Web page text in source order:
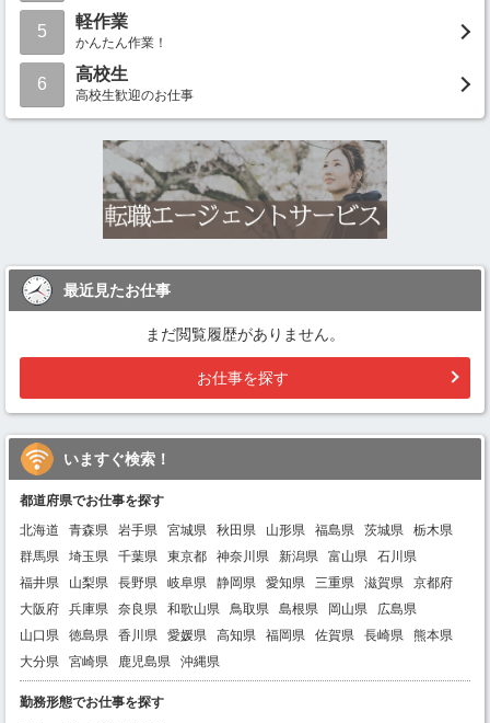
5
軽作業
かんたん作業！
6
高校生
高校生歓迎のお仕事
最近見たお仕事
まだ閲覧履歴がありません。
お仕事を探す
いますぐ検索！
都道府県でお仕事を探す
北海道
青森県 岩手県 宮城県 秋田県 山形県 福島県 茨城県
栃木県
群馬県
埼玉県 千葉県 東京都 神奈川県 新潟県 富山県
石川県
福井県
山梨県 長野県 岐阜県 静岡県 愛知県 三重県 滋賀県
京都府
大阪府
兵庫県 奈良県 和歌山県 鳥取県 島根県 岡山県
広島県
山口県
徳島県 香川県 愛媛県 高知県 福岡県 佐賀県 長崎県
熊本県
大分県
宮崎県 鹿児島県 沖縄県
勤務形態でお仕事を探す